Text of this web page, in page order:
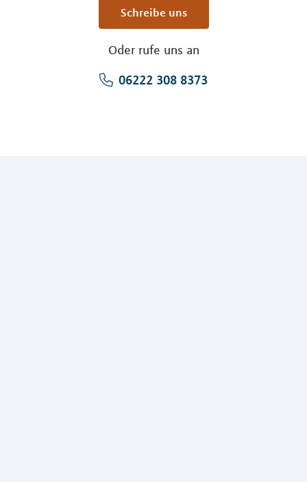
Schreibe uns
Oder rufe uns an
06222 308 8373